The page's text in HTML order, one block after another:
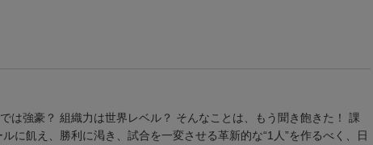
強豪？ 組織力は世界レベル？ そんなことは、もう聞き飽きた！ 課
に飢え、勝利に渇き、試合を一変させる革新的な“1人”を作るべく、日